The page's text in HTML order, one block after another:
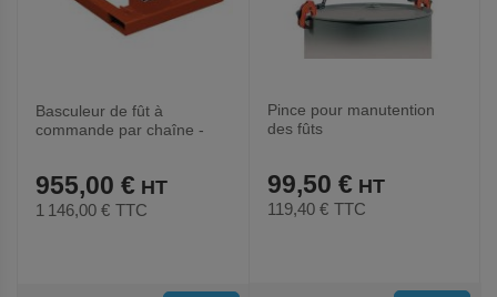
Basculeur de fût à
commande par chaîne -
955,00 €
1 146,00 € TTC
Pince pour manutention
des fûts
99,50 €
119,40 € TTC